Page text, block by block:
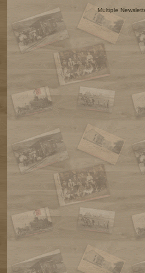
Multiple